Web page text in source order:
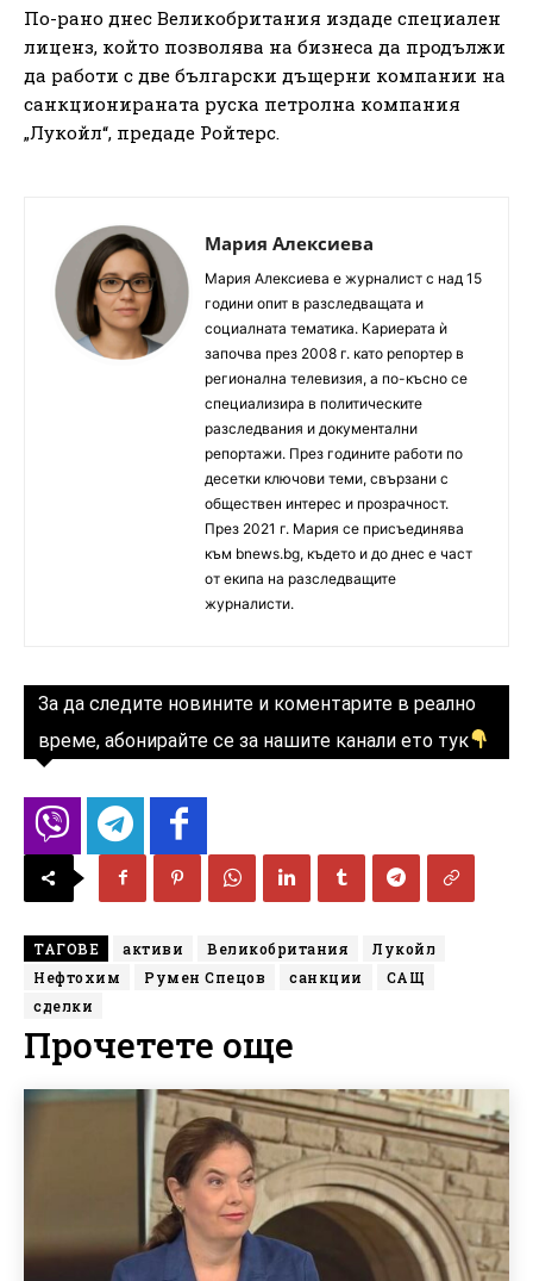
По-рано днес Великобритания издаде специален
лиценз, който позволява на бизнеса да продължи
да работи с две български дъщерни компании на
санкционираната руска петролна компания
„Лукойл“, предаде Ройтерс.
Мария Алексиева
Мария Алексиева е журналист с над 15
години опит в разследващата и
социалната тематика. Кариерата ѝ
започва през 2008 г. като репортер в
регионална телевизия, а по-късно се
специализира в политическите
разследвания и документални
репортажи. През годините работи по
десетки ключови теми, свързани с
обществен интерес и прозрачност.
През 2021 г. Мария се присъединява
към bnews.bg, където и до днес е част
от екипа на разследващите
журналисти.
За да следите новините и коментарите в реално
време, абонирайте се за нашите канали ето тук
ТАГОВЕ активи Великобритания
Лукойл
Нефтохим
Румен Спецов санкции
САЩ
сделки
Прочетете още